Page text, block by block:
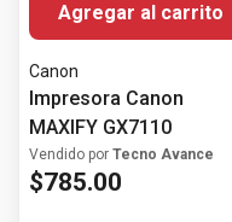
Agregar al carrito
Canon
Impresora Canon
MAXIFY GX7110
Vendido por Tecno Avance
$785.00